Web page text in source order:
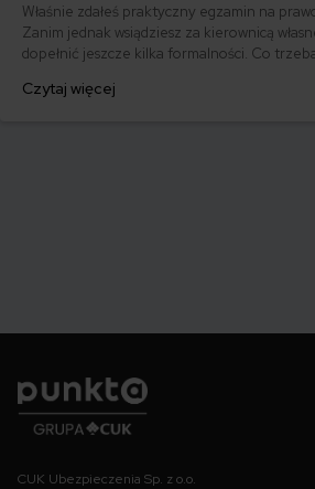
Właśnie zdałeś praktyczny egzamin na
Zanim jednak wsiądziesz za kierownicą
dopełnić jeszcze kilka formalności. Co
którym szybko załatwisz sprawy urzędowe i
Czytaj więcej
CUK Ubezpieczenia Sp. z o.o.